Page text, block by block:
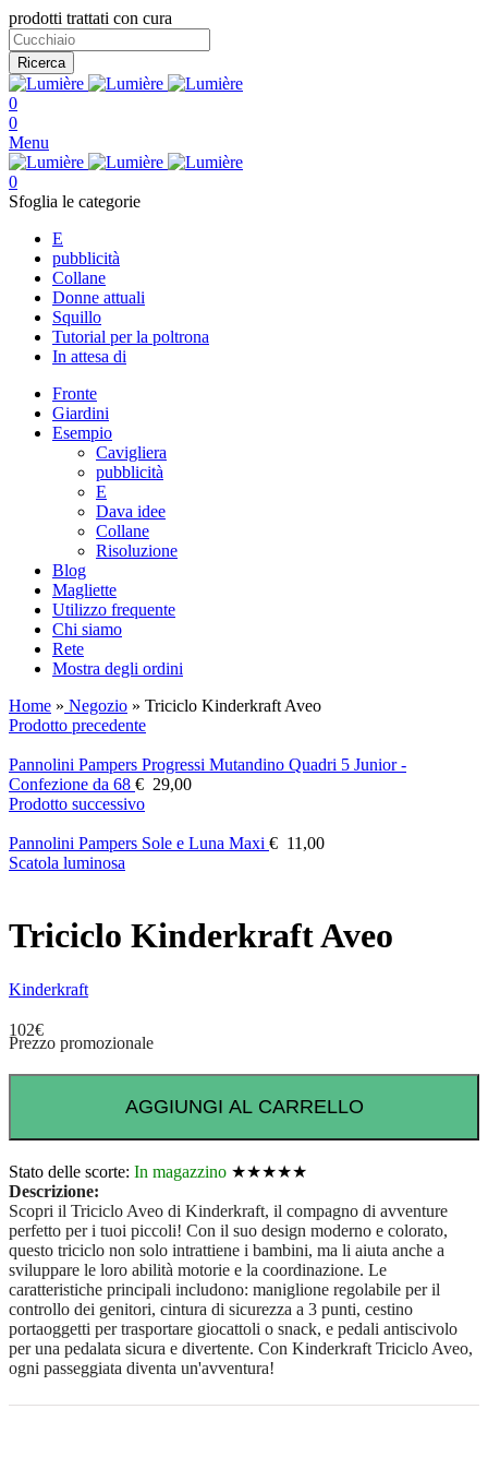
prodotti trattati con cura
Ricerca
0
0
Menu
0
Sfoglia le categorie
E
pubblicità
Collane
Donne attuali
Squillo
Tutorial per la poltrona
In attesa di
Fronte
Giardini
Esempio
Cavigliera
pubblicità
E
Dava idee
Collane
Risoluzione
Blog
Magliette
Utilizzo frequente
Chi siamo
Rete
Mostra degli ordini
Home » Negozio » Triciclo Kinderkraft Aveo
Prodotto precedente
Pannolini Pampers Progressi Mutandino Quadri 5 Junior -
Confezione da 68 € 29,00
Prodotto successivo
Pannolini Pampers Sole e Luna Maxi € 11,00
Scatola luminosa
Triciclo Kinderkraft Aveo
Kinderkraft
102€
Prezzo promozionale
AGGIUNGI AL CARRELLO
Stato delle scorte: In magazzino ★★★★★
Descrizione:
Scopri il Triciclo Aveo di Kinderkraft, il compagno di avventure
perfetto per i tuoi piccoli! Con il suo design moderno e colorato,
questo triciclo non solo intrattiene i bambini, ma li aiuta anche a
sviluppare le loro abilità motorie e la coordinazione. Le
caratteristiche principali includono: maniglione regolabile per il
controllo dei genitori, cintura di sicurezza a 3 punti, cestino
portaoggetti per trasportare giocattoli o snack, e pedali antiscivolo
per una pedalata sicura e divertente. Con Kinderkraft Triciclo Aveo,
ogni passeggiata diventa un'avventura!